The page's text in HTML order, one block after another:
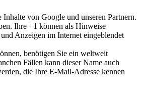
von Google und unseren Partnern.
Ihre +1 können als Hinweise
Anzeigen im Internet eingeblendet
benötigen Sie ein weltweit
Fällen kann dieser Name auch
die Ihre E-Mail-Adresse kennen